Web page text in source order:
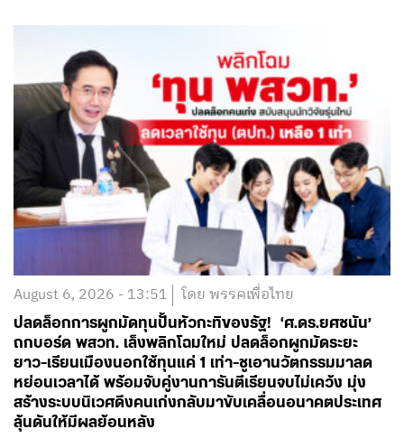
August 6, 2026 - 13:51 โดย พรรคเพื่อไทย
ปลดล็อกการผูกมัดทุนปั้นหัวกะทิของรัฐ! ‘ศ.ดร.ยศชนัน’
ถกบอร์ด พสวท. เล็งพลิกโฉมใหม่ ปลดล็อกผูกมัดระยะ
ยาว-เรียนเมืองนอกใช้ทุนแค่ 1 เท่า-ชูเอานวัตกรรมมาลด
หย่อนเวลาได้ พร้อมจับคู่งานการันตีเรียนจบไม่เคว้ง มุ่ง
สร้างระบบนิเวศดึงคนเก่งกลับมาขับเคลื่อนอนาคตประเทศ
ลุ้นดันให้มีผลย้อนหลัง
อ่านต่อ